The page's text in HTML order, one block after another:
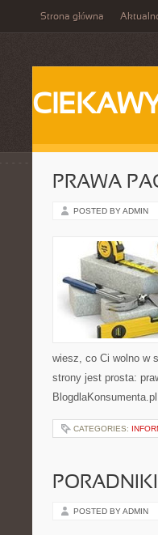
Strona główna
PRAWA
POSTED BY ADMIN
wiesz, co Ci wolno w
strony jest prosta:
CATEGORIES:
POSTED BY ADMIN